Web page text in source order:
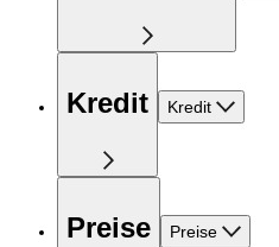
Kredit Kredit
Preise Preise